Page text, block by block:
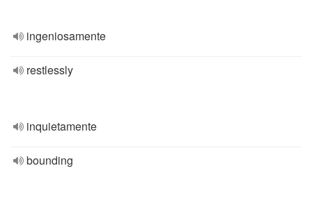
ingeniosamente
restlessly
inquietamente
bounding